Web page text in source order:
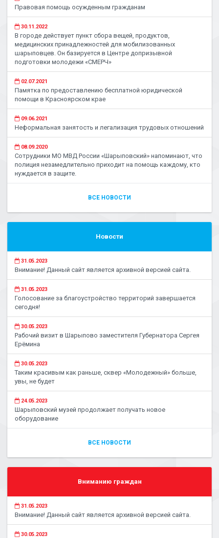
Правовая помощь осужденным гражданам
30.11.2022
В городе действует пункт сбора вещей, продуктов,
медицинских принадлежностей для мобилизованных
шарыповцев. Он базируется в Центре допризывной
подготовки молодежи «СМЕРЧ»
02.07.2021
Памятка по предоставлению бесплатной юридической
помощи в Красноярском крае
09.06.2021
Неформальная занятость и легализация трудовых отношений
08.09.2020
Сотрудники МО МВД России «Шарыповский» напоминают, что
полиция незамедлительно приходит на помощь каждому, кто
нуждается в защите.
ВСЕ НОВОСТИ
Новости
31.05.2023
Внимание! Данный сайт является архивной версией сайта.
31.05.2023
Голосование за благоустройство территорий завершается
сегодня!
30.05.2023
Рабочий визит в Шарыпово заместителя Губернатора Сергея
Ерёмина
30.05.2023
Таким красивым как раньше, сквер «Молодежный» больше,
увы, не будет
24.05.2023
Шарыповский музей продолжает получать новое
оборудование
ВСЕ НОВОСТИ
Вниманию граждан
31.05.2023
Внимание! Данный сайт является архивной версией сайта.
30.05.2023